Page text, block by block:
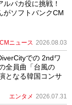
パカ役に挑戦！
がソフトバンクCM
CMニュース 2026.08.03
での 2ndワ
全員曲「台風の
となる韓国コンサ
エンタメ 2026.07.31